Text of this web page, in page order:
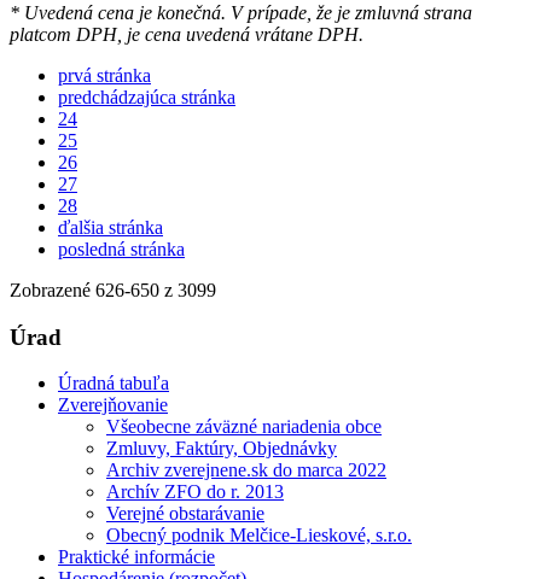
* Uvedená cena je konečná. V prípade, že je zmluvná strana
platcom DPH, je cena uvedená vrátane DPH.
prvá stránka
predchádzajúca stránka
24
25
26
27
28
ďalšia stránka
posledná stránka
Zobrazené 626-650 z 3099
Úrad
Úradná tabuľa
Zverejňovanie
Všeobecne záväzné nariadenia obce
Zmluvy, Faktúry, Objednávky
Archiv zverejnene.sk do marca 2022
Archív ZFO do r. 2013
Verejné obstarávanie
Obecný podnik Melčice-Lieskové, s.r.o.
Praktické informácie